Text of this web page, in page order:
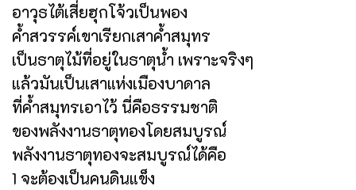
อาวุธไต้เสี่ยฮุกโจ้วเป็นพอง
ค้ำสวรรค์เขาเรียกเสาค้ำสมุทร
เป็นธาตุไม้ที่อยู่ในธาตุน้ำ เพราะจริงๆ
แล้วมันเป็นเสาแห่งเมืองบาดาล
ที่ค้ำสมุทรเอาไว้ นี่คือธรรมชาติ
ของพลังงานธาตุทองโดยสมบูรณ์
พลังงานธาตุทองจะสมบูรณ์ได้คือ
1 จะต้องเป็นคนดินแข็ง